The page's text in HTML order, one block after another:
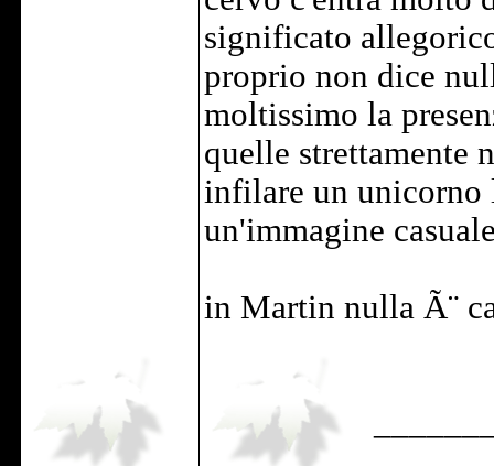
significato
proprio non dice
moltissimo la
quelle strettamente
infilare un unicorno
un'immagine
in Martin nulla Ã¨